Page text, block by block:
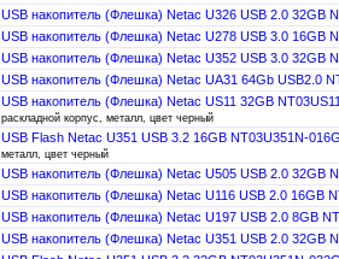
USB накопитель (Флешка) Netac U326 USB 2.0 32GB
USB накопитель (Флешка) Netac U278 USB 3.0 16GB
USB накопитель (Флешка) Netac U352 USB 3.0 32GB
USB накопитель (Флешка) Netac UA31 64Gb USB2.0
USB накопитель (Флешка) Netac US11 32GB
раскладной корпус, металл, цвет черный
USB Flash Netac U351 USB 3.2 16GB NT03U351N-
металл, цвет черный
USB накопитель (Флешка) Netac U505 USB 2.0 32GB
USB накопитель (Флешка) Netac U116 USB 2.0 16GB
USB накопитель (Флешка) Netac U197 USB 2.0 8GB
USB накопитель (Флешка) Netac U351 USB 2.0 32GB